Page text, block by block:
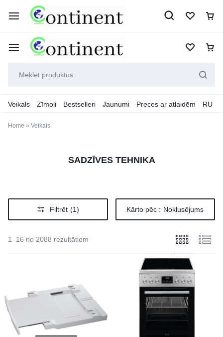
Veikals Zīmoli Bestselleri Jaunumi Preces ar atlaidēm RU
Home » Veikals
SADZĪVES TEHNIKA
Filtrēt (1) Kārto pēc : Noklusējums
1–16 no 2088 rezultātiem